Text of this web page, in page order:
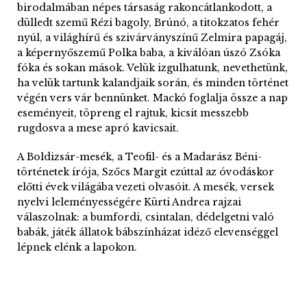
birodalmában népes társaság rakoncátlankodott, a
dülledt szemű Rézi bagoly, Brúnó, a titokzatos fehér
nyúl, a világhírű és szivárványszínű Zelmira papagáj,
a képernyőszemű Polka baba, a kiválóan úszó Zsóka
fóka és sokan mások. Velük izgulhatunk, nevethetünk,
ha velük tartunk kalandjaik során, és minden történet
végén vers vár bennünket. Mackó foglalja össze a nap
eseményeit, töpreng el rajtuk, kicsit messzebb
rugdosva a mese apró kavicsait.
A Boldizsár-mesék, a Teofil- és a Madarász Béni-
történetek írója, Szőcs Margit ezúttal az óvodáskor
előtti évek világába vezeti olvasóit. A mesék, versek
nyelvi leleményességére Kürti Andrea rajzai
válaszolnak: a bumfordi, csintalan, dédelgetni való
babák, játék állatok bábszínházat idéző elevenséggel
lépnek elénk a lapokon.